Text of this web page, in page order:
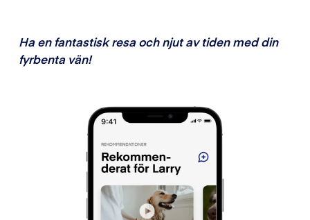
Ha en fantastisk resa och njut av tiden med din
fyrbenta vän!